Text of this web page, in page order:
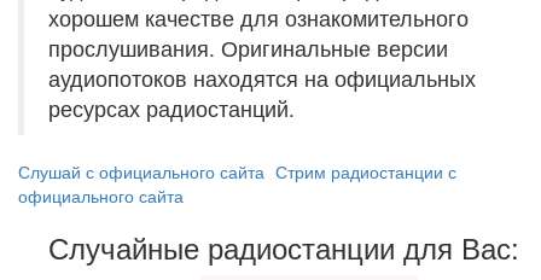
хорошем качестве для ознакомительного
прослушивания. Оригинальные версии
аудиопотоков находятся на официальных
ресурсах радиостанций.
Слушай с официального сайта Стрим радиостанции с
официального сайта
Случайные радиостанции для Вас: